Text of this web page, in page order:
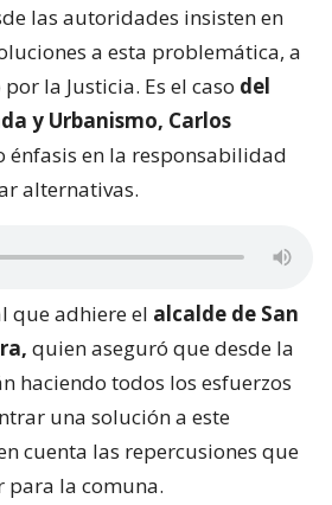
las autoridades insisten en
a esta problemática, a
la Justicia. Es el caso del
y Urbanismo, Carlos
énfasis en la responsabilidad
alternativas.
que adhiere el alcalde de San
quien aseguró que desde la
haciendo todos los esfuerzos
una solución a este
cuenta las repercusiones que
para la comuna.